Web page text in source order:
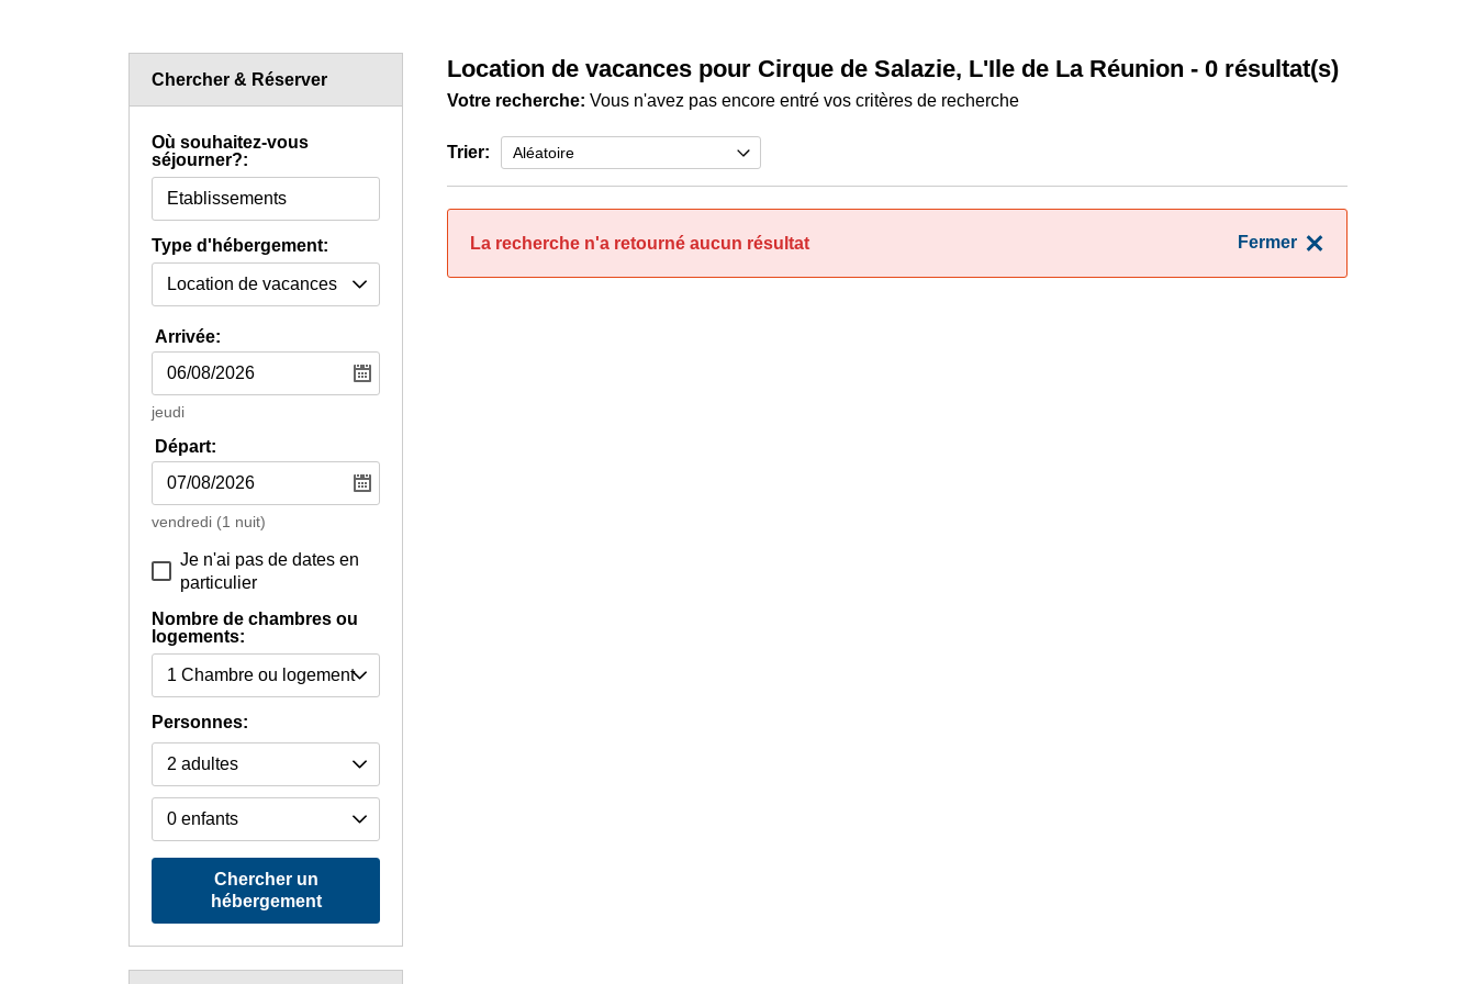
Location de vacances pour Cirque de Salazie, L'Ile de La Réunion - 0 résultat(s)
Votre recherche: Vous n'avez pas encore entré vos critères de recherche
Trier:
Fermer
La recherche n'a retourné aucun résultat
Chercher & Réserver
Où souhaitez-vous
séjourner?:
Type d'hébergement:
Arrivée:
jeudi
Départ:
vendredi (1 nuit)
Je n'ai pas de dates en
particulier
Nombre de chambres ou
logements:
Personnes:
Chercher un
hébergement